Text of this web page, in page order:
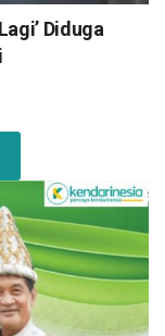
Diduga